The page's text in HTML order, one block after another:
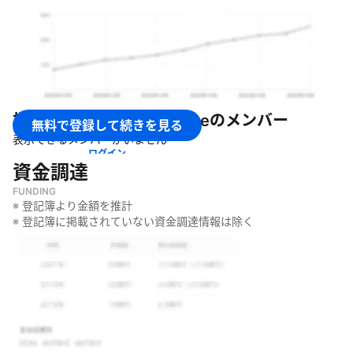
遍在型AGI（汎用人工知能）の研究開発
AIアルゴリズムおよび基盤モデルの開発
AIを活用した生活者向けプロダクトの企画・開発
・AI技術の社会実装を前提としたサービス開発
無料で登録して続きを見る
ログイン
株式会社Third Intelligenceのメンバー
表示できるメンバーがいません
資金調達
FUNDING
※ 登記簿より金額を推計
※ 登記簿に掲載されていない資金調達情報は除く